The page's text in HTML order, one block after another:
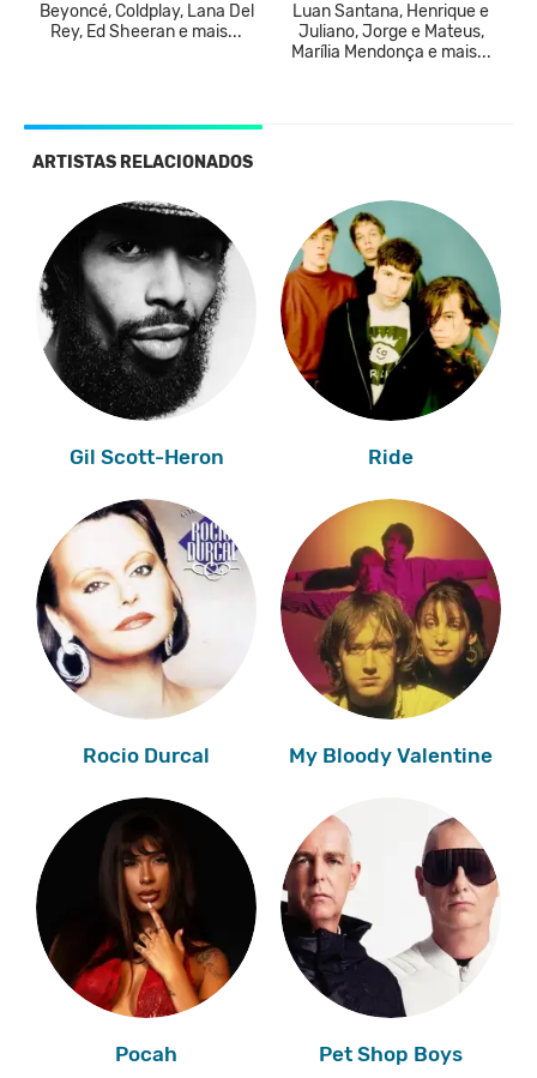
Beyoncé, Coldplay, Lana Del
Rey, Ed Sheeran e mais...
Luan Santana, Henrique e
Juliano, Jorge e Mateus,
Marília Mendonça e mais...
ARTISTAS RELACIONADOS
Gil Scott-Heron Ride
Rocio Durcal My Bloody Valentine
Pocah Pet Shop Boys